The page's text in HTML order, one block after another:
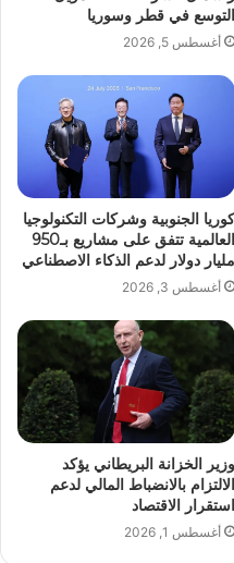
التوسع في قطر وسوريا
أغسطس 5, 2026
كوريا الجنوبية وشركات التكنولوجيا
العالمية تتفق على مشاريع بـ950
مليار دولار لدعم الذكاء الاصطناعي
أغسطس 3, 2026
وزير الخزانة البريطاني يؤكد
الالتزام بالانضباط المالي لدعم
استقرار الاقتصاد
أغسطس 1, 2026